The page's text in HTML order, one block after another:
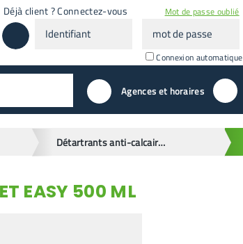
Déjà client ? Connectez-vous
passeConnexion automatique
Mot de passe oublié
valider Agences et horaires
Détartrants anti-calcaire cuisine
EASY 500 ML